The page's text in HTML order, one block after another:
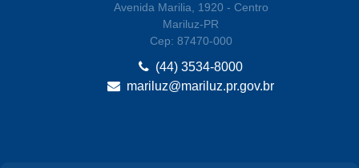
Avenida Marilia, 1920 - Centro
Mariluz-PR
Cep: 87470-000
(44) 3534-8000
mariluz@mariluz.pr.gov.br